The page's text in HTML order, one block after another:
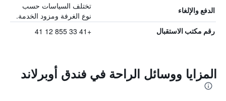
الدفع والإلغاء
تختلف السياسات حسب
نوع الغرفة ومزود الخدمة.
رقم مكتب الاستقبال +41 33 855 12 41
المزايا ووسائل الراحة في فندق أوبرلاند